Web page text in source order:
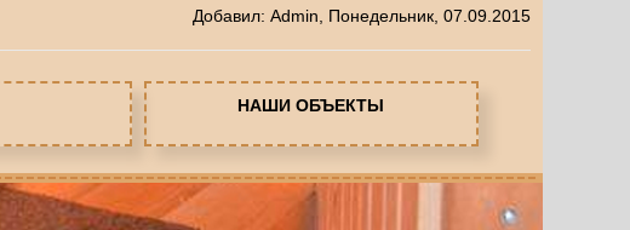
Добавил: Admin , Понедельник, 07.09.2015
НАШИ ОБЪЕКТЫ